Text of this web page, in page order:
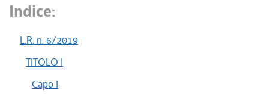
Indice:
L.R. n. 6/2019
TITOLO I
Capo I